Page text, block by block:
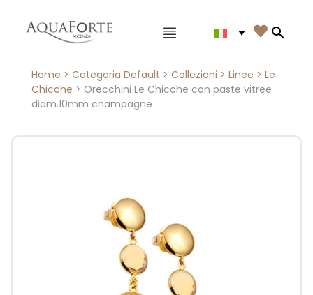
Menù principale 
Home > Categoria Default > Collezioni > Linee > Le
Chicche > Orecchini Le Chicche con paste vitree
diam.10mm champagne